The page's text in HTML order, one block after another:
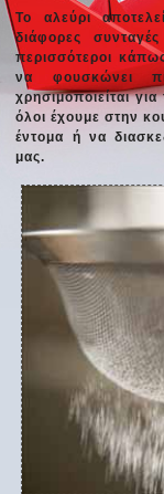
Το αλεύρι
διάφορες
περισσότεροι
να φουσκώνει
χρησιμοποιείται
όλοι έχουμε στην
έντομα ή να
μας.